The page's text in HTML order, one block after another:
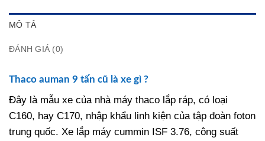
MÔ TẢ
ĐÁNH GIÁ (0)
Thaco auman 9 tấn cũ là xe gì ?
Đây là mẫu xe của nhà máy thaco lắp ráp, có loại
C160, hay C170, nhập khẩu linh kiện của tập đoàn foton
trung quốc. Xe lắp máy cummin ISF 3.76, công suất